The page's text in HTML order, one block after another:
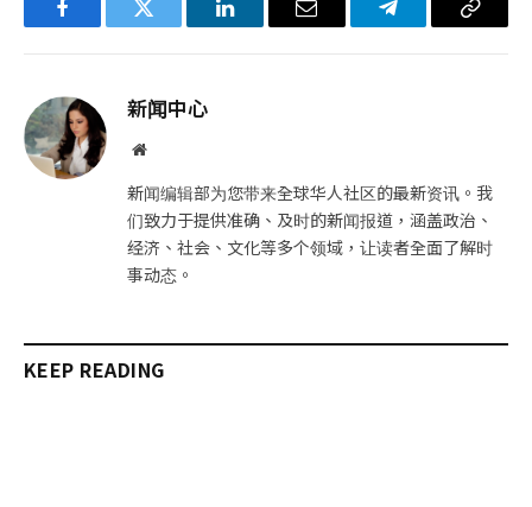
FacebookTwitter LinkedIn电
Telegram复
新闻中心
网
新闻编辑部为您带来全球华人社区的最新资讯。我
们致力于提供准确、及时的新闻报道，涵盖政治、
经济、社会、文化等多个领域，让读者全面了解时
事动态。
KEEP READING